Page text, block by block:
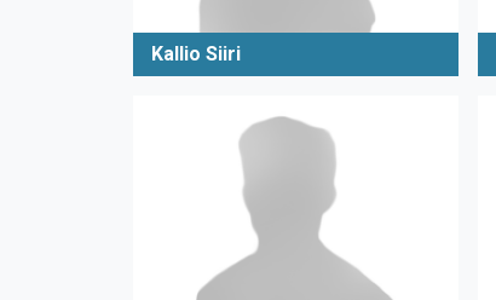
Kallio Siiri